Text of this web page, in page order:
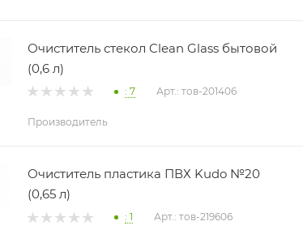
Очиститель стекол Clean Glass бытовой
(0,6 л)
: 7 Арт.: тов-201406
Производитель
Очиститель пластика ПВХ Kudo №20
(0,65 л)
: 1 Арт.: тов-219606